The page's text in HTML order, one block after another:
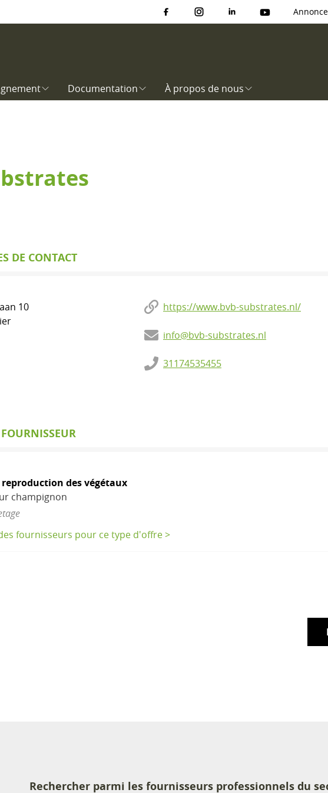
Documentation À propos de nous
DE CONTACT
10
https://www.bvb-substrates.nl/
info@bvb-substrates.nl
31174535455
des végétaux
champignon
fournisseurs pour ce type d'offre >
Rechercher parmi les fournisseurs professionnels du